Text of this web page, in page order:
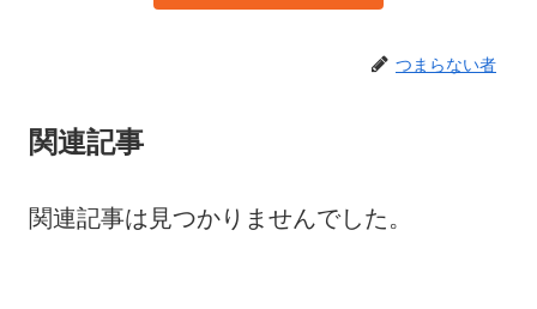
つまらない者
関連記事
関連記事は見つかりませんでした。